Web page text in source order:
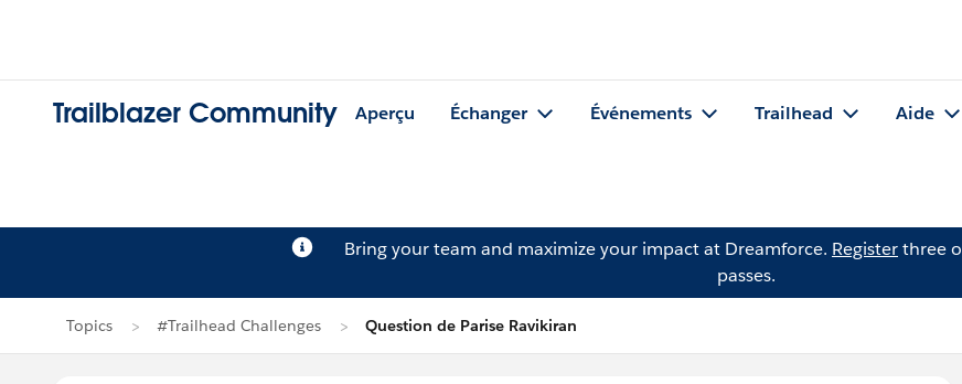
Trailblazer Community Aperçu Échanger Événements Trailhead Aide
Bring your team and maximize your impact at Dreamforce. Registerthree
passes.
Topics #Trailhead Challenges Question de Parise Ravikiran